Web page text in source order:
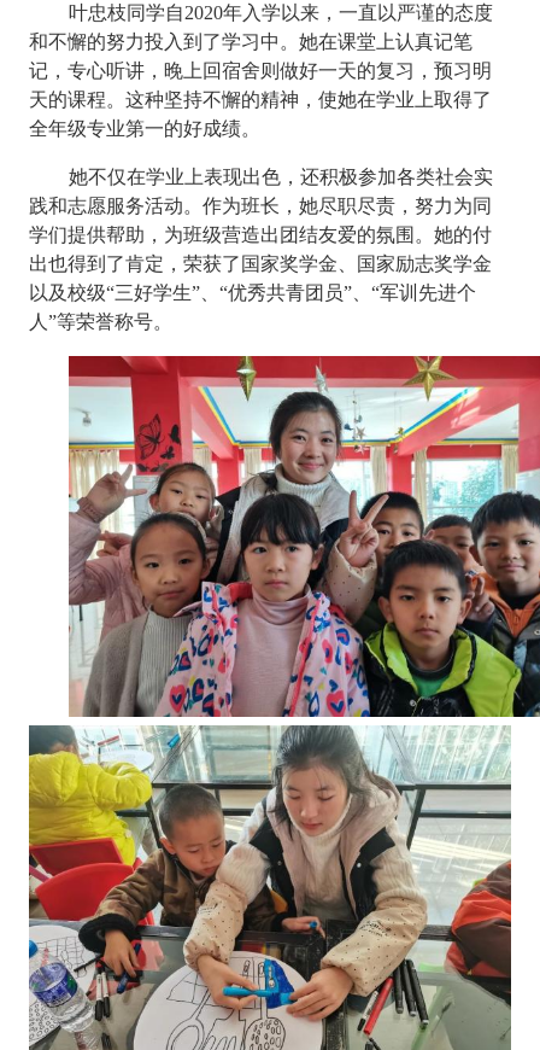
叶忠枝同学自2020年入学以来，一直以严谨的态度
和不懈的努力投入到了学习中。她在课堂上认真记笔
记，专心听讲，晚上回宿舍则做好一天的复习，预习明
天的课程。这种坚持不懈的精神，使她在学业上取得了
全年级专业第一的好成绩。
她不仅在学业上表现出色，还积极参加各类社会实
践和志愿服务活动。作为班长，她尽职尽责，努力为同
学们提供帮助，为班级营造出团结友爱的氛围。她的付
出也得到了肯定，荣获了国家奖学金、国家励志奖学金
以及校级“三好学生”、“优秀共青团员”、“军训先进个
人”等荣誉称号。